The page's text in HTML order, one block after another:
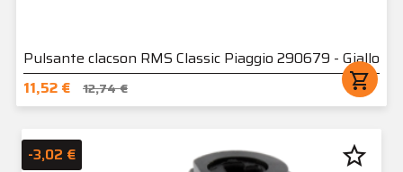
Pulsante clacson RMS Classic Piaggio 290679 - Giallo
11,52 €
12,74 € shopping_cart
-3,02 € star_border